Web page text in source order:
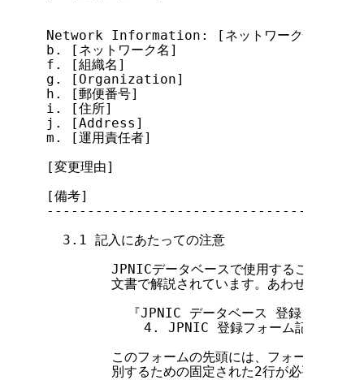
Network Information: [ネットワーク情報]
b. [ネットワーク名]
f. [組織名]
g. [Organization]
h. [郵便番号]
i. [住所]
j. [Address]
m. [運用責任者]
[変更理由]
[備考]
  3.1 記入にあたっての注意
JPNICデータベースで使用することができ
文書で解説されています。あわせて参照し
『JPNIC データベース 登録・変更ガ
4. JPNIC 登録フォーム記入上の注
このフォームの先頭には、フォームのバー
別するための固定された2行が必要になり